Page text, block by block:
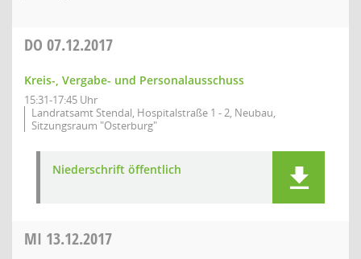
DO 07.12.2017
Kreis-, Vergabe- und Personalausschuss
15:31-17:45 Uhr
Landratsamt Stendal, Hospitalstraße 1 - 2, Neubau,
Sitzungsraum "Osterburg"
Niederschrift öffentlich
MI 13.12.2017